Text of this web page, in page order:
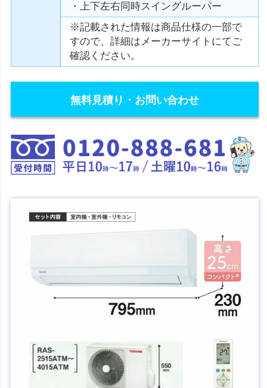
・上下左右同時スイングルーパー
※記載された情報は商品仕様の一部で
すので、詳細はメーカーサイトにてご
確認ください。
無料見積り・お問い合わせ